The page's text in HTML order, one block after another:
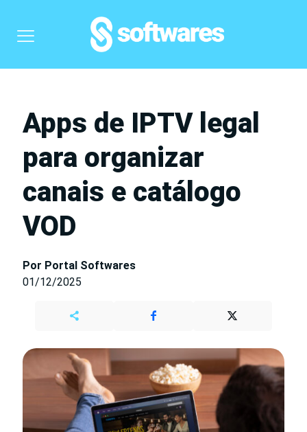
Apps de IPTV legal
para organizar
canais e catálogo
VOD
Por Portal Softwares
01/12/2025